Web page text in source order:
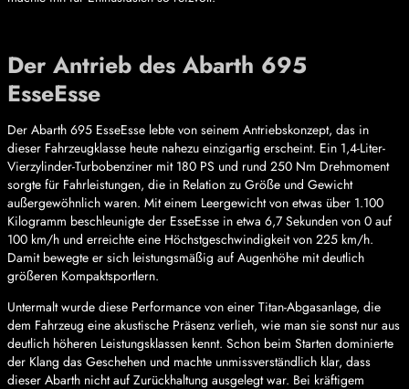
Der Antrieb des Abarth 695
EsseEsse
Der Abarth 695 EsseEsse lebte von seinem Antriebskonzept, das in
dieser Fahrzeugklasse heute nahezu einzigartig erscheint. Ein 1,4-Liter-
Vierzylinder-Turbobenziner mit 180 PS und rund 250 Nm Drehmoment
sorgte für Fahrleistungen, die in Relation zu Größe und Gewicht
außergewöhnlich waren. Mit einem Leergewicht von etwas über 1.100
Kilogramm beschleunigte der EsseEsse in etwa 6,7 Sekunden von 0 auf
100 km/h und erreichte eine Höchstgeschwindigkeit von 225 km/h.
Damit bewegte er sich leistungsmäßig auf Augenhöhe mit deutlich
größeren Kompaktsportlern.
Untermalt wurde diese Performance von einer Titan-Abgasanlage, die
dem Fahrzeug eine akustische Präsenz verlieh, wie man sie sonst nur aus
deutlich höheren Leistungsklassen kennt. Schon beim Starten dominierte
der Klang das Geschehen und machte unmissverständlich klar, dass
dieser Abarth nicht auf Zurückhaltung ausgelegt war. Bei kräftigem